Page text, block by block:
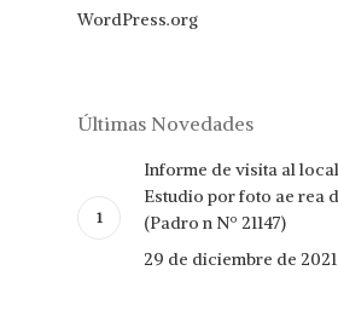
WordPress.org
Últimas Novedades
Informe de visita al
Estudio por foto ae rea
(Padro n Nº 21147)
29 de diciembre de 2021